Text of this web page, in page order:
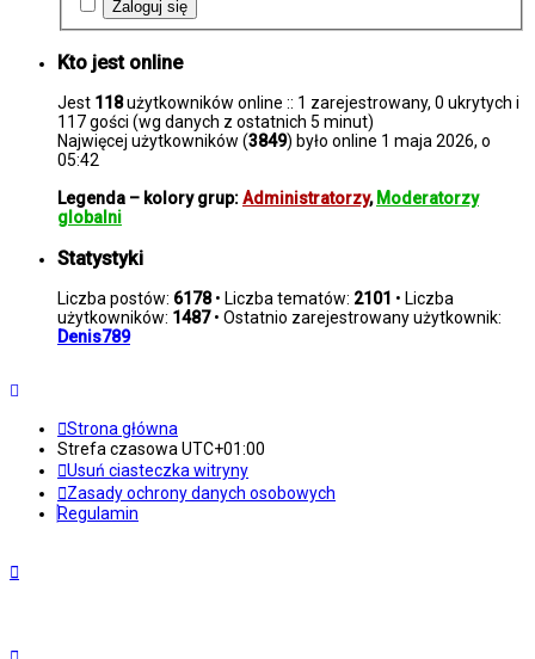
Kto jest online
Jest 118użytkowników online :: 1 zarejestrowany, 0 ukrytych i
117 gości (wg danych z ostatnich 5 minut)
Najwięcej użytkowników (3849) było online 1 maja 2026, o
05:42
Legenda – kolory grup:Administratorzy, Moderatorzy
globalni
Statystyki
Liczba postów: 6178• Liczba tematów: 2101 • Liczba
użytkowników: 1487• Ostatnio zarejestrowany użytkownik:
Denis789
Strona główna
Strefa czasowa UTC+01:00
Usuń ciasteczka witryny
Zasady ochrony danych osobowych
Regulamin